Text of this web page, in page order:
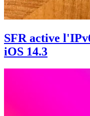
SFR active
iOS 14.3